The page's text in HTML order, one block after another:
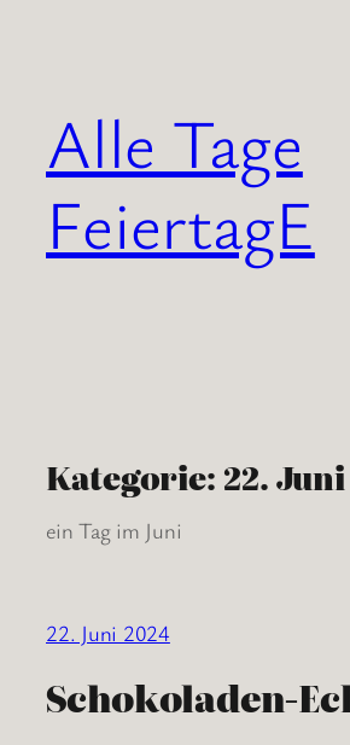
Alle Tage
FeiertagE
Kategorie: 22. Juni
ein Tag im Juni
22. Juni 2024
Schokoladen-